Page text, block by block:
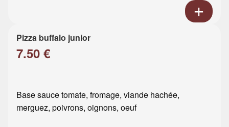
Pizza buffalo junior
7.50 €
Base sauce tomate, fromage, viande hachée,
merguez, poivrons, oignons, oeuf